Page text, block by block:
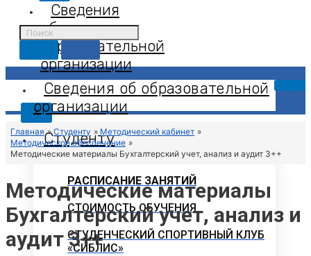
Сведения
об
образовательной
организации
X
Сведения об образовательной
организации
Студенту
РАСПИСАНИЕ ЗАНЯТИЙ
СТОИМОСТЬ ОБУЧЕНИЯ
СТУДЕНЧЕСКИЙ СПОРТИВНЫЙ КЛУБ
«СИБЛИС»
Главная Студенту
Методический кабинет
Методическое обеспечение
Методические материалы Бухгалтерский учет, анализ и аудит 3++
Методические материалы
Бухгалтерский учет, анализ и
аудит 3++